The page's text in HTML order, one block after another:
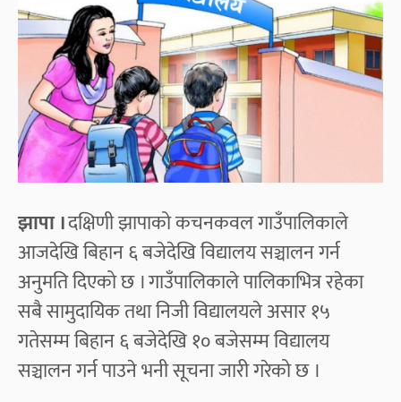
झापा ।दक्षिणी झापाको कचनकवल गाउँपालिकाले
आजदेखि बिहान ६ बजेदेखि विद्यालय सञ्चालन गर्न
अनुमति दिएको छ । गाउँपालिकाले पालिकाभित्र रहेका
सबै सामुदायिक तथा निजी विद्यालयले असार १५
गतेसम्म बिहान ६ बजेदेखि १० बजेसम्म विद्यालय
सञ्चालन गर्न पाउने भनी सूचना जारी गरेको छ ।